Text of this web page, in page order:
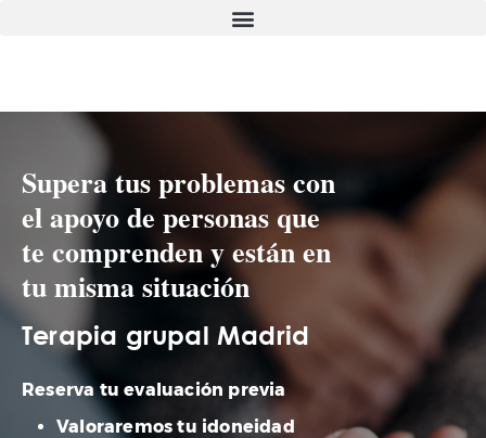
Supera tus problemas con
el apoyo de personas que
te comprenden y están en
tu misma situación
Terapia grupal Madrid
Reserva tu evaluación previa
Valoraremos tu idoneidad